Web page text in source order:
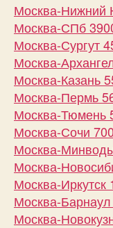
Москва-Нижний
Москва-СПб
Москва-Сургут
Москва-
Москва-Казань
Москва-Пермь
Москва-Тюмень
Москва-Сочи
Москва-
Москва-
Москва-Иркутск
Москва-
Москва-